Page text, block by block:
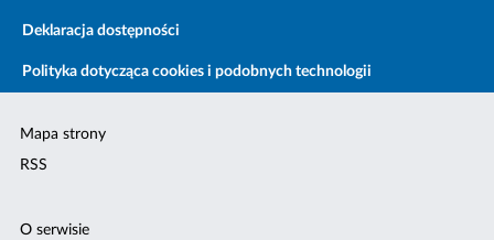
Deklaracja dostępności
Polityka dotycząca cookies i podobnych technologii
Mapa strony
RSS
O serwisie